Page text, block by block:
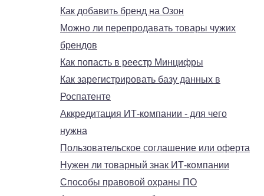
Как добавить бренд на Озон
Можно ли перепродавать товары чужих
брендов
Как попасть в реестр Минцифры
Как зарегистрировать базу данных в
Роспатенте
Аккредитация ИТ-компании - для чего
нужна
Пользовательское соглашение или оферта
Нужен ли товарный знак ИТ-компании
Способы правовой охраны ПО